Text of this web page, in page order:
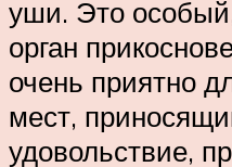
уши. Это
орган
очень приятно
мест,
удовольствие,